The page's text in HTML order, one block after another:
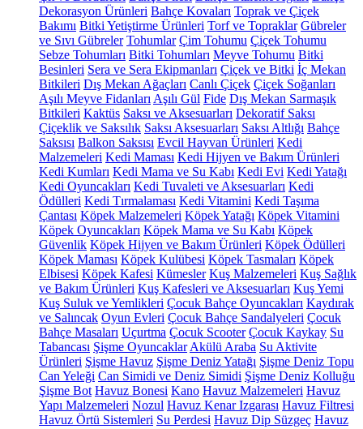
Dekorasyon Ürünleri Bahçe Kovaları Toprak ve Çiçek
Bakımı Bitki Yetiştirme Ürünleri Torf ve Topraklar Gübreler
ve Sıvı Gübreler Tohumlar Çim Tohumu Çiçek Tohumu
Sebze Tohumları Bitki Tohumları Meyve Tohumu Bitki
Besinleri Sera ve Sera Ekipmanları Çiçek ve Bitki İç Mekan
Bitkileri Dış Mekan Ağaçları Canlı Çiçek Çiçek Soğanları
Aşılı Meyve Fidanları Aşılı Gül Fide Dış Mekan Sarmaşık
Bitkileri Kaktüs Saksı ve Aksesuarları Dekoratif Saksı
Çiçeklik ve Saksılık Saksı Aksesuarları Saksı Altlığı Bahçe
Saksısı Balkon Saksısı Evcil Hayvan Ürünleri Kedi
Malzemeleri Kedi Maması Kedi Hijyen ve Bakım Ürünleri
Kedi Kumları Kedi Mama ve Su Kabı Kedi Evi Kedi Yatağı
Kedi Oyuncakları Kedi Tuvaleti ve Aksesuarları Kedi
Ödülleri Kedi Tırmalaması Kedi Vitamini Kedi Taşıma
Çantası Köpek Malzemeleri Köpek Yatağı Köpek Vitamini
Köpek Oyuncakları Köpek Mama ve Su Kabı Köpek
Güvenlik Köpek Hijyen ve Bakım Ürünleri Köpek Ödülleri
Köpek Maması Köpek Kulübesi Köpek Tasmaları Köpek
Elbisesi Köpek Kafesi Kümesler Kuş Malzemeleri Kuş Sağlık
ve Bakım Ürünleri Kuş Kafesleri ve Aksesuarları Kuş Yemi
Kuş Suluk ve Yemlikleri Çocuk Bahçe Oyuncakları Kaydırak
ve Salıncak Oyun Evleri Çocuk Bahçe Sandalyeleri Çocuk
Bahçe Masaları Uçurtma Çocuk Scooter Çocuk Kaykay Su
Tabancası Şişme Oyuncaklar Akülü Araba Su Aktivite
Ürünleri Şişme Havuz Şişme Deniz Yatağı Şişme Deniz Topu
Can Yeleği Can Simidi ve Deniz Simidi Şişme Deniz Kolluğu
Şişme Bot Havuz Bonesi Kano Havuz Malzemeleri Havuz
Yapı Malzemeleri Nozul Havuz Kenar Izgarası Havuz Filtresi
Havuz Örtü Sistemleri Su Perdesi Havuz Dip Süzgeç Havuz